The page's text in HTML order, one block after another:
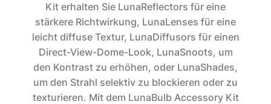
Kit erhalten Sie LunaReflectors für eine
stärkere Richtwirkung, LunaLenses für eine
leicht diffuse Textur, LunaDiffusors für einen
Direct-View-Dome-Look, LunaSnoots, um
den Kontrast zu erhöhen, oder LunaShades,
um den Strahl selektiv zu blockieren oder zu
texturieren. Mit dem LunaBulb Accessory Kit